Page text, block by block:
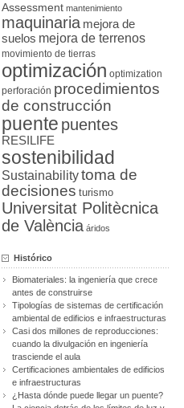
Assessment mantenimiento
maquinaria mejora de
suelos mejora de terrenos
movimiento de tierras
optimización optimization
perforación procedimientos
de construcción
puente puentes
RESILIFE
sostenibilidad
Sustainabilitytoma de
decisiones turismo
Universitat Politècnica
de València áridos
Histórico
Biomateriales: la ingeniería que crece
antes de construirse
Tipologías de sistemas de certificación
ambiental de edificios e infraestructuras
Casi dos millones de reproducciones:
cuando la divulgación en ingeniería
trasciende el aula
Certificaciones ambientales de edificios
e infraestructuras
¿Hasta dónde puede llegar un puente?